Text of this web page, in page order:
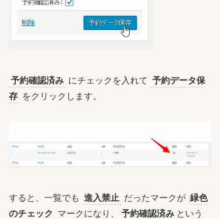
予約確認済み にチェックを入れて 予約データ保
存 をクリックします。
すると、一覧でも 進入禁止 だったマークが 緑色
のチェック マークになり、 予約確認済み という